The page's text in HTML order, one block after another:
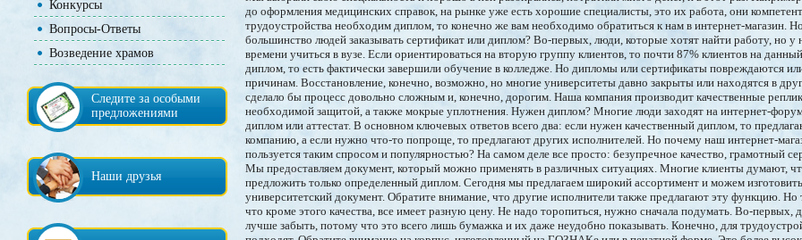
Конкурсы
Вопросы-Ответы
Возведение храмов
Следите за особыми
предложениями
Наши друзья
до оформления медицинских справок, на рынке уже есть хорошие специалисты, это их работа, они
трудоустройства необходим диплом, то конечно же вам необходимо обратиться к нам в интернет-магазин.
большинство людей заказывать сертификат или диплом? Во-первых, люди, которые хотят найти работу, но у
времени учиться в вузе. Если ориентироваться на вторую группу клиентов, то почти 87% клиентов на
диплом, то есть фактически завершили обучение в колледже. Но дипломы или сертификаты повреждаются
причинам. Восстановление, конечно, возможно, но многие университеты давно закрыты или находятся в
сделало бы процесс довольно сложным и, конечно, дорогим. Наша компания производит качественные
необходимой защитой, а также мокрые уплотнения. Нужен диплом? Многие люди заходят на интернет-
диплом или аттестат. В основном ключевых ответов всего два: если нужен качественный диплом, то
компанию, а если нужно что-то попроще, то предлагают других исполнителей. Но почему наш интернет-
пользуется таким спросом и популярностью? На самом деле все просто: безупречное качество, грамотный
Мы предоставляем документ, который можно применять в различных ситуациях. Многие клиенты думают,
предложить только определенный диплом. Сегодня мы предлагаем широкий ассортимент и можем
университетский документ. Обратите внимание, что другие исполнители также предлагают эту функцию.
что кроме этого качества, все имеет разную цену. Не надо торопиться, нужно сначала подумать. Во-первых,
лучше забыть, потому что это всего лишь бумажка и их даже неудобно показывать. Конечно, для